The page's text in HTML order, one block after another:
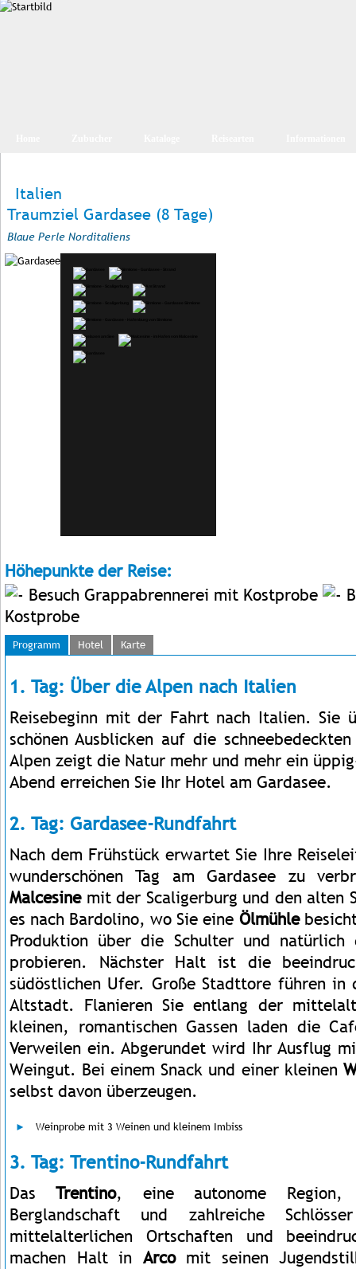
Italien
Traumziel Gardasee (8 Tage)
Blaue Perle Norditaliens
Höhepunkte der Reise:
Besuch Grappabrennerei mit Kostprobe
Kostprobe
Programm Hotel Karte
1. Tag: Über die Alpen nach Italien
Reisebeginn mit der Fahrt nach Italien. Sie
schönen Ausblicken auf die
Alpen zeigt die Natur mehr und mehr ein
Abend erreichen Sie Ihr Hotel am Gardasee.
2. Tag: Gardasee-Rundfahrt
Nach dem Frühstück erwartet Sie Ihre
wunderschönen Tag am Gardasee zu
Malcesinemit der Scaligerburg und den alten
es nach Bardolino, wo Sie eine Ölmühle
Produktion über die Schulter und natürlich
probieren. Nächster Halt ist die
südöstlichen Ufer. Große Stadttore führen
Altstadt. Flanieren Sie entlang der
kleinen, romantischen Gassen laden die
Verweilen ein. Abgerundet wird Ihr Ausflug
Weingut. Bei einem Snack und einer kleinen
selbst davon überzeugen.
Weinprobe mit 3 Weinen und kleinem Imbiss
3. Tag: Trentino-Rundfahrt
DasTrentino, eine autonome Region,
Berglandschaft und zahlreiche
mittelalterlichen Ortschaften und
machen Halt in Arcomit seinen